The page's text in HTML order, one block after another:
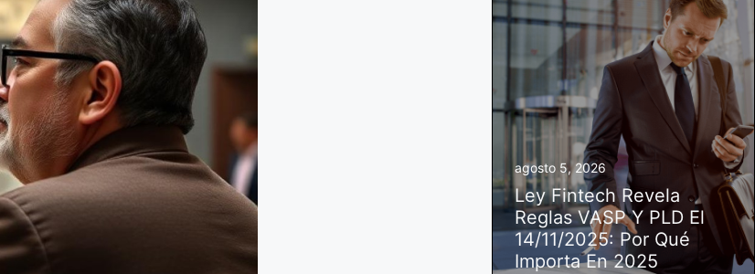
agosto 5, 2026
Ley Fintech Revela
Reglas VASP Y PLD El
14/11/2025: Por Qué
Importa En 2025